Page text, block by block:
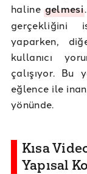
haline gelmesi
gerçekliğini
yaparken,
kullanıcı
çalışıyor. Bu
eğlence ile
yönünde.
Kısa
Yapısal